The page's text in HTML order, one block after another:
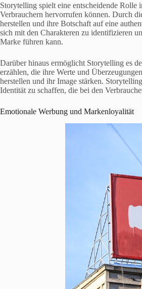
Storytelling spielt eine entscheidende Rolle
Verbrauchern hervorrufen können. Durch
herstellen und ihre Botschaft auf eine
sich mit den Charakteren zu identifizieren
Marke führen kann.
Darüber hinaus ermöglicht Storytelling es
erzählen, die ihre Werte und
herstellen und ihr Image stärken.
Identität zu schaffen, die bei den
Emotionale Werbung und Markenloyalität